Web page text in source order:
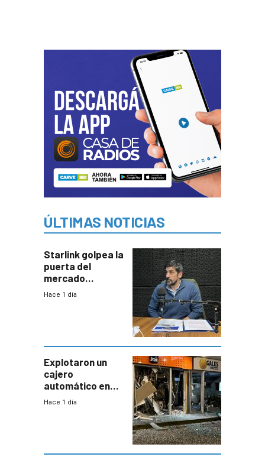
ÚLTIMAS NOTICIAS
Starlink golpea la
puerta del
mercado
uruguayo y Antel
con mayor
miedo”
Hace 1 día
Explotaron un
cajero
automático en
Parque Miramar;
Hace 1 día